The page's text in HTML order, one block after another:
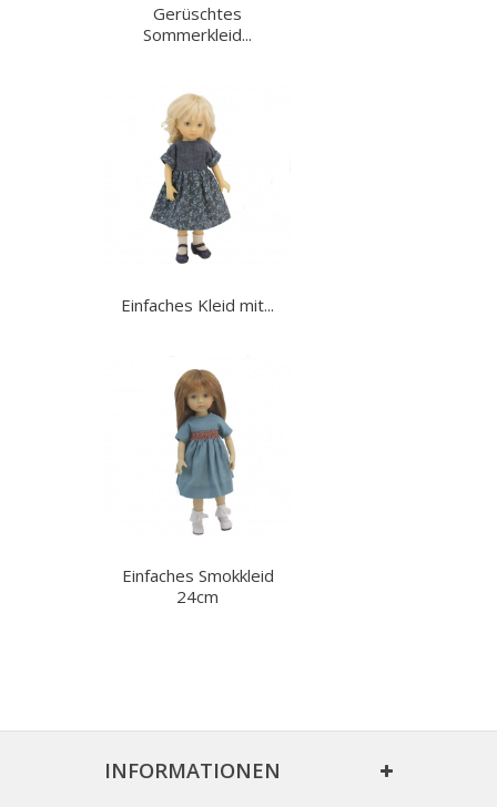
Gerüschtes
Sommerkleid...
Einfaches Kleid mit...
Einfaches Smokkleid
24cm
INFORMATIONEN